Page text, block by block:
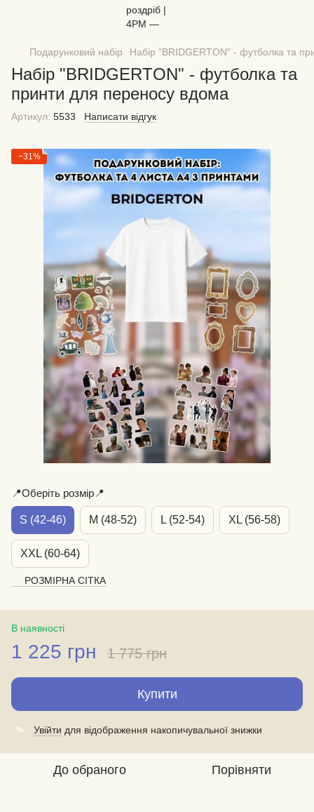
Подарунковий набір Набір "BRIDGERTON" - футболка та
Набір "BRIDGERTON" - футболка та
принти для переносу вдома
Артикул: 5533 Написати відгук
−31%
📍Оберіть розмір📍
S (42-46) M (48-52) L (52-54) XL (56-58)
XXL (60-64)
РОЗМІРНА СІТКА
В наявності
1 225 грн 1 775 грн
Купити
% Увійти для відображення накопичувальної знижки
До обраного Порівняти